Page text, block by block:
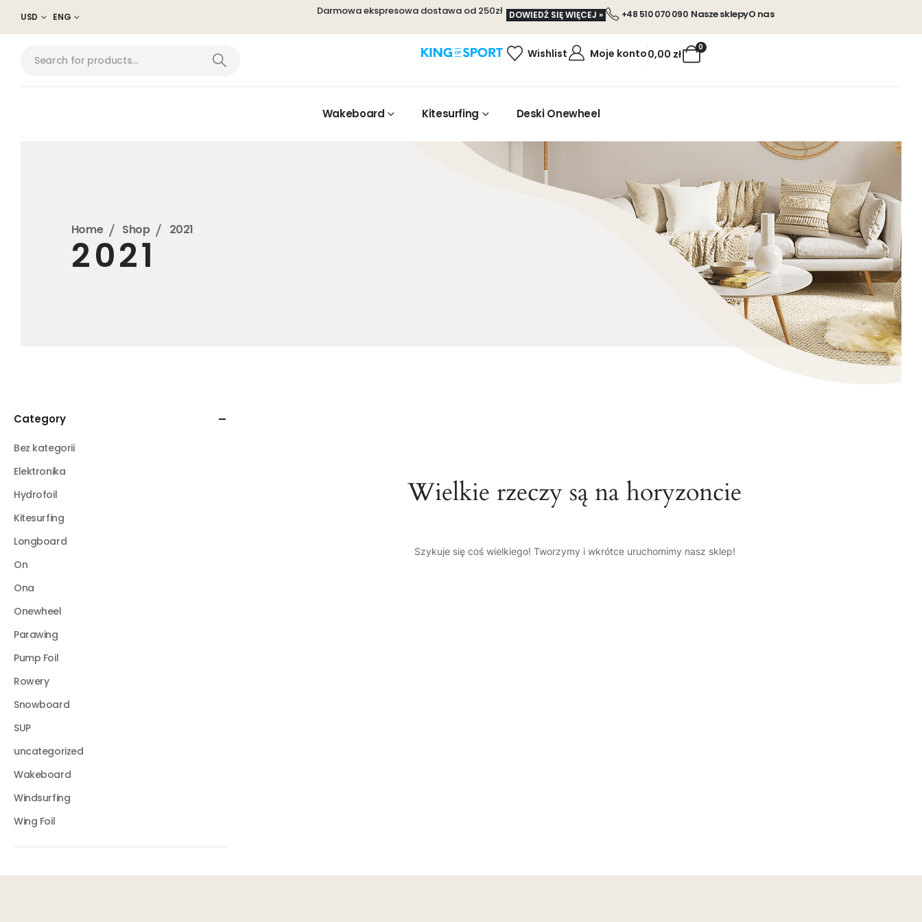
USD ENG Darmowa ekspresowa dostawa od 250zł DOWIEDŹ SIĘ WIĘCEJ » +48 510 070 090 Nasze sklepyO nas
Wishlist Moje konto 0
0,00 zł
Wakeboard Kitesurfing Deski Onewheel
Home Shop 2021
2021
Wielkie rzeczy są na horyzoncie
Szykuje się coś wielkiego! Tworzymy i wkrótce uruchomimy nasz sklep!
Category
Bez kategorii
Elektronika
Hydrofoil
Kitesurfing
Longboard
On
Ona
Onewheel
Parawing
Pump Foil
Rowery
Snowboard
SUP
uncategorized
Wakeboard
Windsurfing
Wing Foil